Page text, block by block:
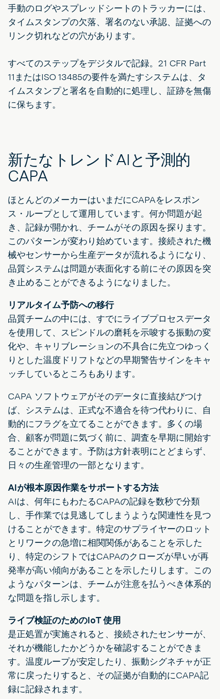
手動のログやスプレッドシートのトラッカーには、
タイムスタンプの欠落、署名のない承認、証拠への
リンク切れなどの穴があります。
すべてのステップをデジタルで記録。21 CFR Part
11またはISO 13485の要件を満たすシステムは、タ
イムスタンプと署名を自動的に処理し、証跡を無傷
に保ちます。
新たなトレンドAIと予測的
CAPA
ほとんどのメーカーはいまだにCAPAをレスポン
ス・ループとして運用しています。何か問題が起
き、記録が開かれ、チームがその原因を探ります。
このパターンが変わり始めています。接続された機
械やセンサーから生産データが流れるようになり、
品質システムは問題が表面化する前にその原因を突
き止めることができるようになりました。
リアルタイム予防への移行
品質チームの中には、すでにライブプロセスデータ
を使用して、スピンドルの磨耗を示唆する振動の変
化や、キャリブレーションの不具合に先立つゆっく
りとした温度ドリフトなどの早期警告サインをキャ
ッチしているところもあります。
CAPA ソフトウェアがそのデータに直接結びつけ
ば、システムは、正式な不適合を待つ代わりに、自
動的にフラグを立てることができます。多くの場
合、顧客が問題に気づく前に、調査を早期に開始す
ることができます。予防は方針表明にとどまらず、
日々の生産管理の一部となります。
AIが根本原因作業をサポートする方法
AIは、何年にもわたるCAPAの記録を数秒で分類
し、手作業では見逃してしまうような関連性を見つ
けることができます。特定のサプライヤーのロット
とリワークの急増に相関関係があることを示した
り、特定のシフトではCAPAのクローズが早いが再
発率が高い傾向があることを示したりします。この
ようなパターンは、チームが注意を払うべき体系的
な問題を指し示します。
ライブ検証のためのIoT 使用
是正処置が実施されると、接続されたセンサーが、
それが機能したかどうかを確認することができま
す。温度ループが安定したり、振動シグネチャが正
常に戻ったりすると、その証拠が自動的にCAPA記
録に記録されます。